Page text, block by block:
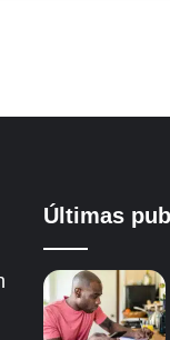
Últimas